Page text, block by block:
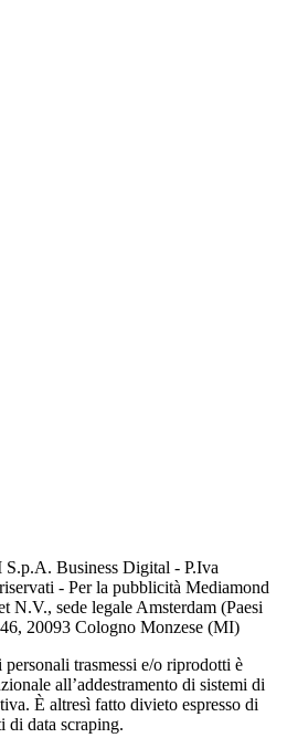
S.p.A. Business Digital - P.Iva
- Per la pubblicità Mediamond
N.V., sede legale Amsterdam (Paesi
20093 Cologno Monzese (MI)
trasmessi e/o riprodotti è
all’addestramento di sistemi di
È altresì fatto divieto espresso di
di data scraping.